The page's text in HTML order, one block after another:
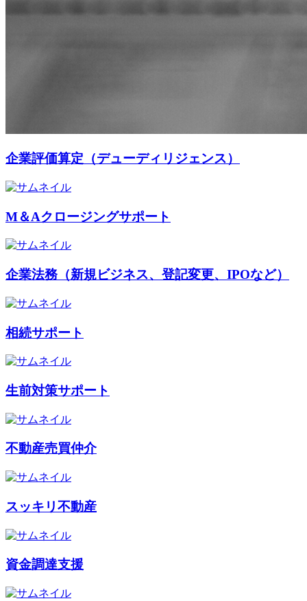
企業評価算定（デューディリジェンス）
M＆Aクロージングサポート
企業法務（新規ビジネス、登記変更、IPOなど）
相続サポート
生前対策サポート
不動産売買仲介
スッキリ不動産
資金調達支援